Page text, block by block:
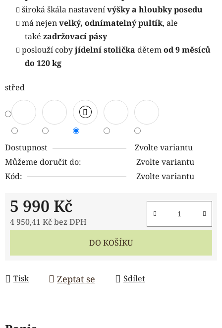
široká škála nastavenívýšky a hloubky posedu
má nejenvelký, odnímatelný pultík, ale
také zadržovací pásy
poslouží cobyjídelní stolička dětemod 9 měsíců
do 120 kg
střed
Dostupnost
Zvolte variantu
Můžeme doručit do:
Zvolte variantu
Kód:
Zvolte variantu
5 990 Kč
4 950,41 Kč bez DPH
DO KOŠÍKU
Tisk Zeptat se Sdílet